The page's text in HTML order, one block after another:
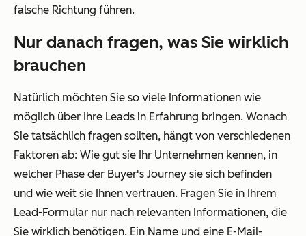
falsche Richtung führen.
Nur danach fragen, was Sie wirklich
brauchen
Natürlich möchten Sie so viele Informationen wie
möglich über Ihre Leads in Erfahrung bringen. Wonach
Sie tatsächlich fragen sollten, hängt von verschiedenen
Faktoren ab: Wie gut sie Ihr Unternehmen kennen, in
welcher Phase der Buyer's Journey sie sich befinden
und wie weit sie Ihnen vertrauen. Fragen Sie in Ihrem
Lead-Formular nur nach relevanten Informationen, die
Sie wirklich benötigen. Ein Name und eine E-Mail-